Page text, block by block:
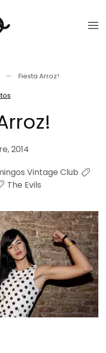
Fiesta Arroz!
2014
Vintage Club
The Evils